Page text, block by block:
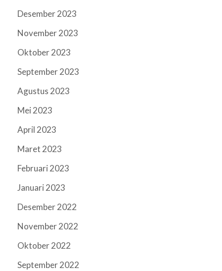
Desember 2023
November 2023
Oktober 2023
September 2023
Agustus 2023
Mei 2023
April 2023
Maret 2023
Februari 2023
Januari 2023
Desember 2022
November 2022
Oktober 2022
September 2022